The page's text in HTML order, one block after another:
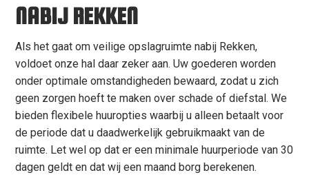
NABIJ REKKEN
Als het gaat om veilige opslagruimte nabij Rekken,
voldoet onze hal daar zeker aan. Uw goederen worden
onder optimale omstandigheden bewaard, zodat u zich
geen zorgen hoeft te maken over schade of diefstal. We
bieden flexibele huuropties waarbij u alleen betaalt voor
de periode dat u daadwerkelijk gebruikmaakt van de
ruimte. Let wel op dat er een minimale huurperiode van 30
dagen geldt en dat wij een maand borg berekenen.